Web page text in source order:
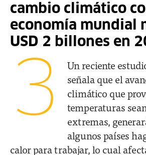
cambio climático
economía mundial
USD 2 billones en
3
Un reciente
señala que el
climático que
temperaturas
extremas,
algunos países
calor para trabajar, lo cual